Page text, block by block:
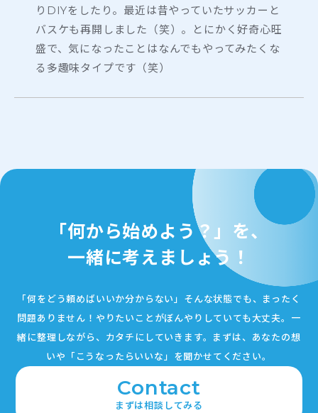
りDIYをしたり。最近は昔やっていたサッカーと
バスケも再開しました（笑）。とにかく好奇心旺
盛で、気になったことはなんでもやってみたくな
る多趣味タイプです（笑）
「何から始めよう？」を、
一緒に考えましょう！
「何をどう頼めばいいか分からない」 そんな状態でも、まったく
問題ありません！ やりたいことがぼんやりしていても大丈夫。一
緒に整理しながら、カタチにしていきます。 まずは、あなたの想
いや「こうなったらいいな」を聞かせてください。
Contact
まずは相談してみる